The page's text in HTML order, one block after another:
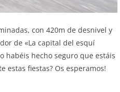
con 420m de desnivel y
de «La capital del esquí
habéis hecho seguro que estáis
estas fiestas? Os esperamos!